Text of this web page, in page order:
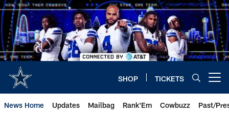
Skip
to
main
content
SHOP TICKETS
News Home Updates Mailbag Rank'Em Cowbuzz Past/